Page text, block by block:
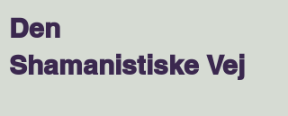
Den
Shamanistiske Vej